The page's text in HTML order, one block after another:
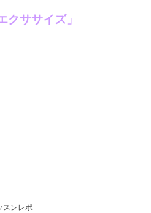
ササイズ」
スンレポ